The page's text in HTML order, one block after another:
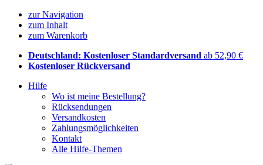
zur Navigation
zum Inhalt
zum Warenkorb
Deutschland: Kostenloser Standardversand ab 52,90 €
Kostenloser Rückversand
Hilfe
Wo ist meine Bestellung?
Rücksendungen
Versandkosten
Zahlungsmöglichkeiten
Kontakt
Alle Hilfe-Themen